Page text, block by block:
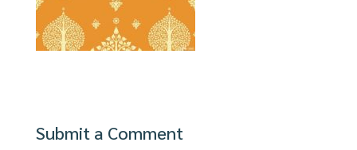
Submit a Comment